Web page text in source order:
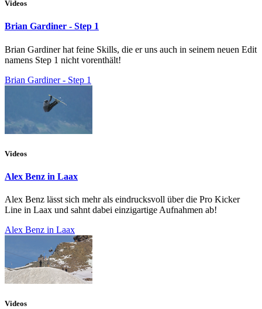
Videos
Brian Gardiner - Step 1
Brian Gardiner hat feine Skills, die er uns auch in seinem neuen Edit
namens Step 1 nicht vorenthält!
Brian Gardiner - Step 1
Videos
Alex Benz in Laax
Alex Benz lässt sich mehr als eindrucksvoll über die Pro Kicker
Line in Laax und sahnt dabei einzigartige Aufnahmen ab!
Alex Benz in Laax
Videos